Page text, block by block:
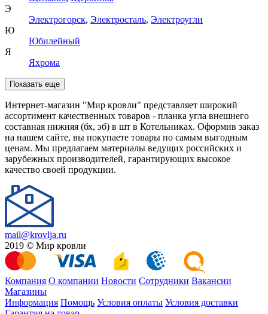
Э
Электрогорск, Электросталь, Электроугли
Ю
Юбилейный
Я
Яхрома
Показать еще
Интернет-магазин "Мир кровли" представляет широкий
ассортимент качественных товаров - планка угла внешнего
составная нижняя (бх, эб) в шт в Котельниках. Оформив заказ
на нашем сайте, вы покупаете товары по самым выгодным
ценам. Мы предлагаем материалы ведущих российских и
зарубежных производителей, гарантирующих высокое
качество своей продукции.
mail@krovlja.ru
2019 © Мир кровли
Компания О компании Новости Сотрудники Вакансии
Магазины
Информация Помощь Условия оплаты Условия доставки